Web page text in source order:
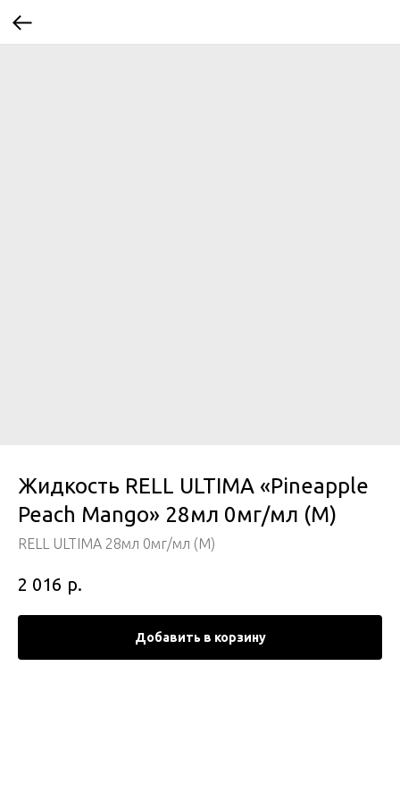
Жидкость RELL ULTIMA «Pineapple
Peach Mango» 28мл 0мг/мл (М)
RELL ULTIMA 28мл 0мг/мл (М)
2 016 р.
Добавить в корзину